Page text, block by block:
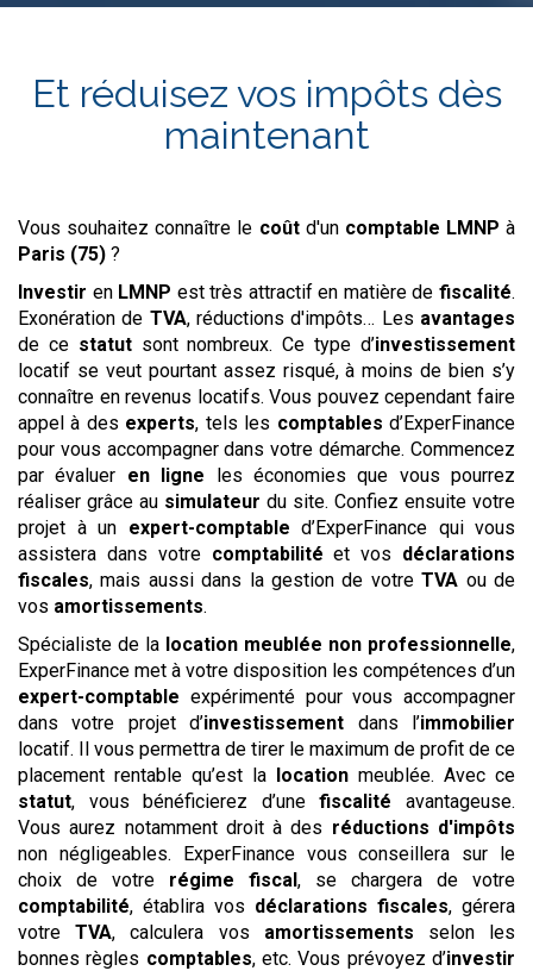
Et réduisez vos impôts dès
maintenant
Vous souhaitez connaître le coûtd'un comptable LMNP à
Paris (75) ?
Investir en LMNP est très attractif en matière defiscalité.
Exonération de TVA, réductions d'impôts… Les avantages
de ce statutsont nombreux. Ce type d’investissement
locatif se veut pourtant assez risqué, à moins de bien s’y
connaître en revenus locatifs. Vous pouvez cependant faire
appel à des experts, tels les comptables d’ExperFinance
pour vous accompagner dans votre démarche. Commencez
par évaluer en ligne les économies que vous pourrez
réaliser grâce au simulateur du site. Confiez ensuite votre
projet à un expert-comptable d’ExperFinance qui vous
assistera dans votre comptabilité et vos déclarations
fiscales, mais aussi dans la gestion de votreTVA ou de
vos amortissements.
Spécialiste de la location meublée non professionnelle,
ExperFinance met à votre disposition les compétences d’un
expert-comptable expérimenté pour vous accompagner
dans votre projet d’investissement dans l’immobilier
locatif. Il vous permettra de tirer le maximum de profit de ce
placement rentable qu’est la location meublée. Avec ce
statut, vous bénéficierez d’unefiscalité avantageuse.
Vous aurez notamment droit à des réductions d'impôts
non négligeables. ExperFinance vous conseillera sur le
choix de votre régime fiscal, se chargera de votre
comptabilité, établira vos déclarations fiscales, gérera
votreTVA, calculera vos amortissements selon les
bonnes règles comptables, etc. Vous prévoyez d’investir